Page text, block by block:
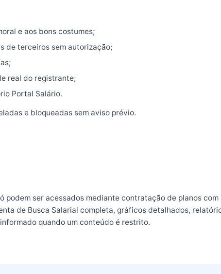
e aos bons costumes;
de terceiros sem autorização;
real do registrante;
Portal Salário.
e bloqueadas sem aviso prévio.
ser acessados mediante contratação de planos com
de Busca Salarial completa, gráficos detalhados,
quando um conteúdo é restrito.